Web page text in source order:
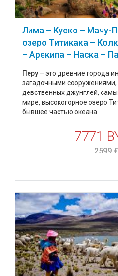
Лима – Куско – Мачу-
озеро Титикака –
– Арекипа – Наска –
Перу – это древние города
загадочными сооружениями,
девственных джунглей,
мире, высокогорное озеро
бывшее частью океана.
7771
2599 €